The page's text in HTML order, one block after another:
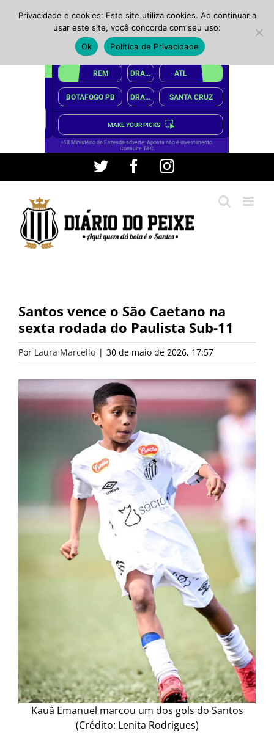
conteúdo
Twitter FacebookInstagram
Santos vence o São Caetano na
sexta rodada do Paulista Sub-11
Por Laura Marcello | 30 de maio de 2026, 17:57
Kauã Emanuel marcou um dos gols do Santos
(Crédito: Lenita Rodrigues)
Privacidade e cookies: Este site utiliza cookies. Ao continuar a
usar este site, você concorda com seu uso:
Ok
Política de Privacidade